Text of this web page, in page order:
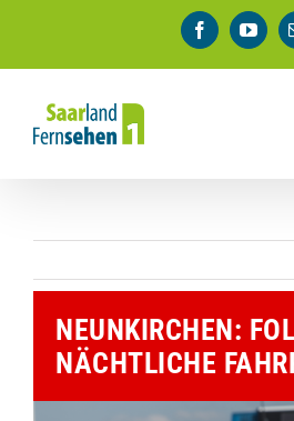
springen
Facebook
NEUNKIRCHEN:
NÄCHTLICHE